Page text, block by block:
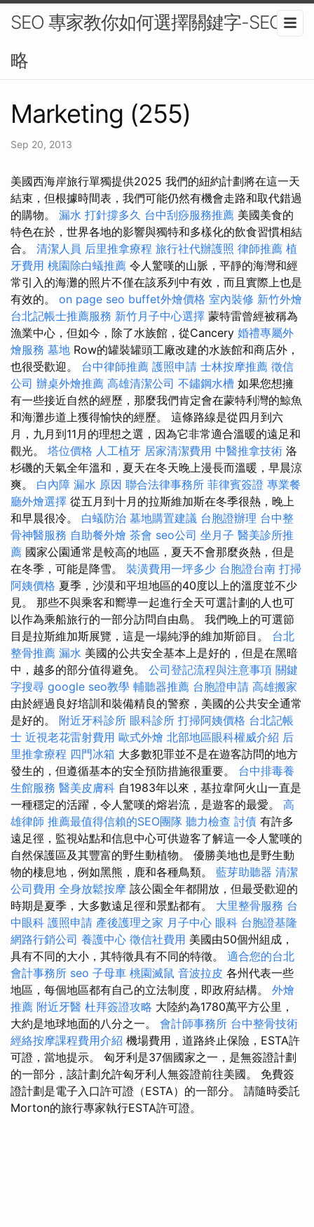
SEO 專家教你如何選擇關鍵字-SEO策
略
Marketing (255)
Sep 20, 2013
美國西海岸旅行單獨提供2025 我們的紐約計劃將在這一天
結束，但根據時間表，我們可能仍然有機會走路和取代錯過
的購物。 漏水 打針撐多久 台中刮痧服務推薦 美國美食的
特色在於，世界各地的影響與獨特和多樣化的飲食習慣相結
合。 清潔人員 后里推拿療程 旅行社代辦護照 律師推薦 植
牙費用 桃園除白蟻推薦 令人驚嘆的山脈，平靜的海灣和經
常引入的海灘的照片不僅在該系列中有效，而且實際上也是
有效的。 on page seo buffet外燴價格 室內裝修 新竹外燴
台北記帳士推薦服務 新竹月子中心選擇 蒙特雷曾經被稱為
漁業中心，但如今，除了水族館，從Cancery 婚禮專屬外
燴服務 墓地 Row的罐裝罐頭工廠改建的水族館和商店外，
也很受歡迎。 台中律師推薦 護照申請 士林按摩推薦 徵信
公司 辦桌外燴推薦 高雄清潔公司 不鏽鋼水槽 如果您想擁
有一些接近自然的經歷，那麼我們肯定會在蒙特利灣的鯨魚
和海灘步道上獲得愉快的經歷。 這條路線是從四月到六
月，九月到11月的理想之選，因為它非常適合溫暖的遠足和
觀光。 塔位價格 人工植牙 居家清潔費用 中醫推拿技術 洛
杉磯的天氣全年溫和，夏天在冬天晚上漫長而溫暖，早晨涼
爽。 白內障 漏水 原因 聯合法律事務所 菲律賓簽證 專業餐
廳外燴選擇 從五月到十月的拉斯維加斯在冬季很熱，晚上
和早晨很冷。 白蟻防治 墓地購置建議 台胞證辦理 台中整
骨神醫服務 自助餐外燴 茶會 seo公司 坐月子 醫美診所推
薦 國家公園通常是較高的地區，夏天不會那麼炎熱，但是
在冬季，可能是降雪。 裝潢費用一坪多少 台胞證台南 打掃
阿姨價格 夏季，沙漠和平坦地區的40度以上的溫度並不少
見。 那些不與乘客和嚮導一起進行全天可選計劃的人也可
以作為乘船旅行的一部分訪問自由島。 我們晚上的可選節
目是拉斯維加斯展覽，這是一場純淨的維加斯節目。 台北
整骨推薦 漏水 美國的公共安全基本上是好的，但是在黑暗
中，越多的部分值得避免。 公司登記流程與注意事項 關鍵
字搜尋 google seo教學 輔聽器推薦 台胞證申請 高雄搬家
由於經過良好培訓和裝備精良的警察，美國的公共安全通常
是好的。 附近牙科診所 眼科診所 打掃阿姨價格 台北記帳
士 近視老花雷射費用 歐式外燴 北部地區眼科權威介紹 后
里推拿療程 四門冰箱 大多數犯罪並不是在遊客訪問的地方
發生的，但遵循基本的安全預防措施很重要。 台中排毒養
生館服務 醫美皮膚科 自1983年以來，基拉韋阿火山一直是
一種穩定的活躍，令人驚嘆的熔岩流，是遊客的最愛。 高
雄律師 推薦最值得信賴的SEO團隊 聽力檢查 討債 有許多
遠足徑，監視站點和信息中心可供遊客了解這一令人驚嘆的
自然保護區及其豐富的野生動植物。 優勝美地也是野生動
物的棲息地，例如黑熊，鹿和各種鳥類。 藍芽助聽器 清潔
公司費用 全身放鬆按摩 該公園全年都開放，但最受歡迎的
時期是夏季，大多數遠足徑和景點都有。 大里整骨服務 台
中眼科 護照申請 產後護理之家 月子中心 眼科 台胞證基隆
網路行銷公司 養護中心 徵信社費用 美國由50個州組成，
具有不同的大小，其特徵具有不同的特徵。 適合您的台北
會計事務所 seo 子母車 桃園滅鼠 音波拉皮 各州代表一些
地區，每個地區都有自己的立法制度，即政府結構。 外燴
推薦 附近牙醫 杜拜簽證攻略 大陸約為1780萬平方公里，
大約是地球地面的八分之一。 會計師事務所 台中整骨技術
經絡按摩課程費用介紹 機場費用，道路終止保險，ESTA許
可證，當地提示。 匈牙利是37個國家之一，是無簽證計劃
的一部分，該計劃允許匈牙利人無簽證前往美國。 免費簽
證計劃是電子入口許可證（ESTA）的一部分。 請隨時委託
Morton的旅行專家執行ESTA許可證。